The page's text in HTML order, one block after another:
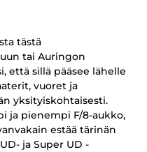
tästä
tai Auringon
että sillä pääsee lähelle
vuoret ja
yksityiskohtaisesti.
ja pienempi F/8-aukko,
estää tärinän
ja Super UD -